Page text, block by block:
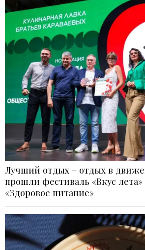
Лучший отдых – отдых в
прошли фестиваль «Вкус
«Здоровое питание»